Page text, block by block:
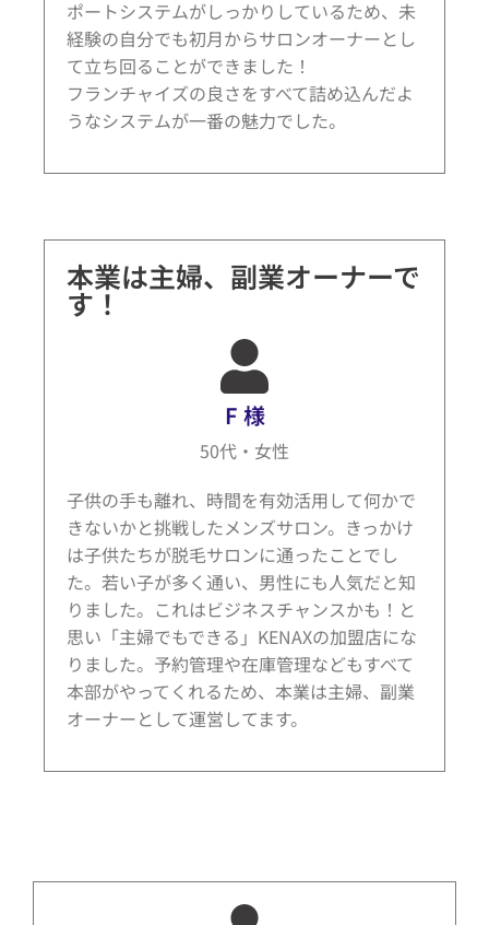
ポートシステムがしっかりしているため、未
経験の自分でも初月からサロンオーナーとし
て立ち回ることができました！
フランチャイズの良さをすべて詰め込んだよ
うなシステムが一番の魅力でした。
本業は主婦、副業オーナーで
す！
F 様
50代・女性
子供の手も離れ、時間を有効活用して何かで
きないかと挑戦したメンズサロン。きっかけ
は子供たちが脱毛サロンに通ったことでし
た。若い子が多く通い、男性にも人気だと知
りました。これはビジネスチャンスかも！と
思い「主婦でもできる」KENAXの加盟店にな
りました。予約管理や在庫管理などもすべて
本部がやってくれるため、本業は主婦、副業
オーナーとして運営してます。